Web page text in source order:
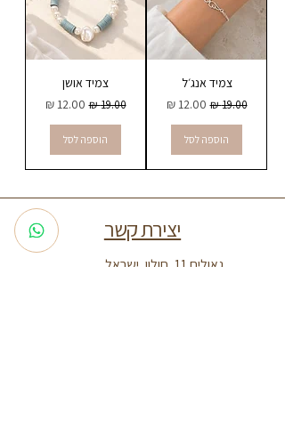
צמיד אנג׳ל
מחיר רגיל‏19.00 ‏₪ מחיר מבצע
הוספה לסל
צמיד אושן
מחיר רגיל‏19.00 ‏₪ מחיר מבצע
הוספה לסל
יצירת קשר
גאולים 11, חולון, ישראל